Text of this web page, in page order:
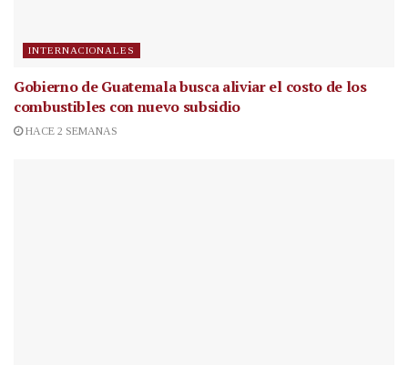
INTERNACIONALES
Gobierno de Guatemala busca aliviar el costo de los
combustibles con nuevo subsidio
HACE 2 SEMANAS